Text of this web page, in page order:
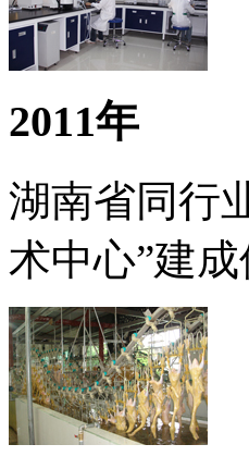
2011年
湖南省同行
术中心”建成